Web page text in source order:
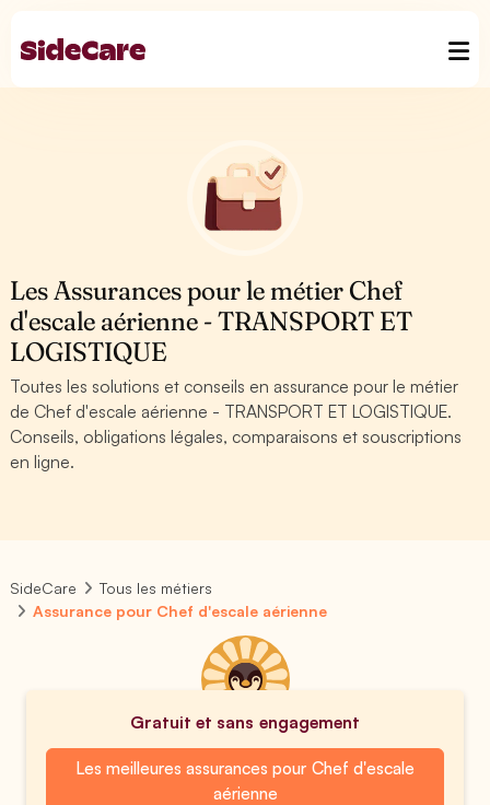
Les Assurances pour le métier Chef
d'escale aérienne - TRANSPORT ET
LOGISTIQUE
Toutes les solutions et conseils en assurance pour le métier
de Chef d'escale aérienne - TRANSPORT ET LOGISTIQUE.
Conseils, obligations légales, comparaisons et souscriptions
en ligne.
SideCare
Tous les métiers
Assurance pour Chef d'escale aérienne
Gratuit et sans engagement
Les meilleures assurances pour Chef d'escale
aérienne